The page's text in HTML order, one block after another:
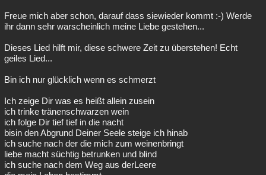
Freue mich aber schon, darauf dass siewieder kommt :-) Werde
ihr dann sehr warscheinlich meine Liebe gestehen...
Dieses Lied hilft mir, diese schwere Zeit zu überstehen! Echt
geiles Lied...
Bin ich nur glücklich wenn es schmerzt
Ich zeige Dir was es heißt allein zusein
ich trinke tränenschwarzen wein
ich folge Dir tief tief in die nacht
bisin den Abgrund Deiner Seele steige ich hinab
ich suche nach der die mich zum weinenbringt
liebe macht süchtig betrunken und blind
ich suche nach dem Weg aus derLeere